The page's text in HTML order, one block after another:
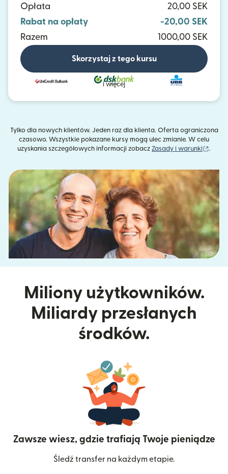
Opłata
20,00 SEK
Rabat na opłaty
-20,00 SEK
Razem
1000,00 SEK
Skorzystaj z tego kursu
i więcej
Tylko dla nowych klientów. Jeden raz dla klienta. Oferta ograniczona
czasowo. Wszystkie pokazane kursy mogą ulec zmianie. W celu
uzyskania szczegółowych informacji zobacz Zasady i warunki .
Miliony użytkowników.
Miliardy przesłanych
środków.
Zawsze wiesz, gdzie trafiają Twoje pieniądze
Śledź transfer na każdym etapie.